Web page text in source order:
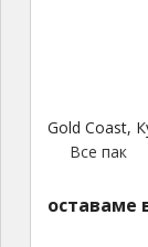
Gold Coast,
Все пак
оставаме